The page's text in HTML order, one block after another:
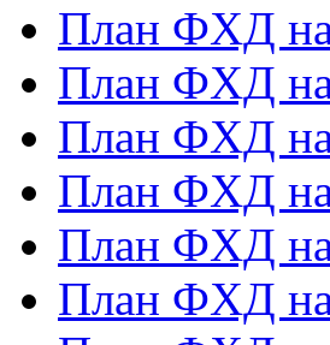
План ФХД на
План ФХД на
План ФХД на
План ФХД на
План ФХД на
План ФХД на